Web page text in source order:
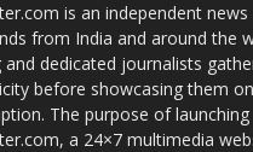
is an independent
from India and around the
dedicated journalists
before showcasing them
The purpose of launching
a 24×7 multimedia